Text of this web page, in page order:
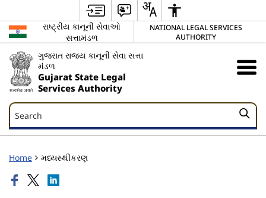
રાષ્ટ્રીય કાનૂની સેવાઓ
સત્તામંડળ
NATIONAL LEGAL SERVICES
AUTHORITY
ગુજરાત રાજ્ય કાનૂની સેવા સત્તા
મંડળ
Gujarat State Legal
Services Authority
Search
Search
Home મધ્યસ્થીકરણ